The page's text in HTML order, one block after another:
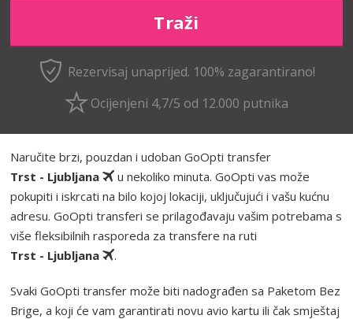
Rezervisaj unaprijed. 100% zagarantirano!
Ocijenjeni 4,7/5 od 12.000 putnika
Naručite brzi, pouzdan i udoban GoOpti transfer
Trst - Ljubljana
u nekoliko minuta. GoOpti vas može
pokupiti i iskrcati na bilo kojoj lokaciji, uključujući i vašu kućnu
adresu. GoOpti transferi se prilagođavaju vašim potrebama s
više fleksibilnih rasporeda za transfere na ruti
Trst - Ljubljana
.
Svaki GoOpti transfer može biti nadograđen sa Paketom Bez
Brige, a koji će vam garantirati novu avio kartu ili čak smještaj